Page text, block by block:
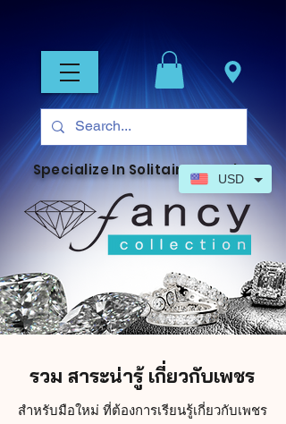
Specialize In Solitaire Jewelry
รวม สาระน่ารู้ เกี่ยวกับเพชร
สำหรับมือใหม่ ที่ต้องการเรียนรู้เกี่ยวกับเพชร
USD